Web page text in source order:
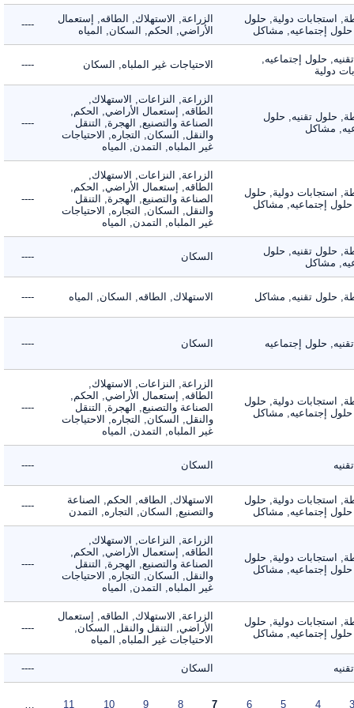
استجابات دولية, حلول
إجتماعيه, مشاكل
الزراعة, الاستهلاك, الطاقه, إستعمال
الأراضي, الحكم, السكان, المياه
----
حلول إجتماعيه,
دولية
الاحتياجات غير الملباه, السكان ----
حلول تقنيه, حلول
مشاكل
الزراعة, النزاعات, الاستهلاك,
الطاقه, إستعمال الأراضي, الحكم,
الصناعة والتصنيع, الهجرة, التنقل
والنقل, السكان, التجاره, الاحتياجات
غير الملباه, التمدن, المياه
----
استجابات دولية, حلول
إجتماعيه, مشاكل
الزراعة, النزاعات, الاستهلاك,
الطاقه, إستعمال الأراضي, الحكم,
الصناعة والتصنيع, الهجرة, التنقل
والنقل, السكان, التجاره, الاحتياجات
غير الملباه, التمدن, المياه
----
حلول تقنيه, حلول
مشاكل
السكان ----
حلول تقنيه, مشاكل الاستهلاك, الطاقه, السكان, المياه ----
حلول إجتماعيه السكان ----
استجابات دولية, حلول
إجتماعيه, مشاكل
الزراعة, النزاعات, الاستهلاك,
الطاقه, إستعمال الأراضي, الحكم,
الصناعة والتصنيع, الهجرة, التنقل
والنقل, السكان, التجاره, الاحتياجات
غير الملباه, التمدن, المياه
----
السكان ----
استجابات دولية, حلول
إجتماعيه, مشاكل
الاستهلاك, الطاقه, الحكم, الصناعة
والتصنيع, السكان, التجاره, التمدن
----
استجابات دولية, حلول
إجتماعيه, مشاكل
الزراعة, النزاعات, الاستهلاك,
الطاقه, إستعمال الأراضي, الحكم,
الصناعة والتصنيع, الهجرة, التنقل
والنقل, السكان, التجاره, الاحتياجات
غير الملباه, التمدن, المياه
----
استجابات دولية, حلول
إجتماعيه, مشاكل
الزراعة, الاستهلاك, الطاقه, إستعمال
الأراضي, التنقل والنقل, السكان,
الاحتياجات غير الملباه, المياه
----
السكان ----